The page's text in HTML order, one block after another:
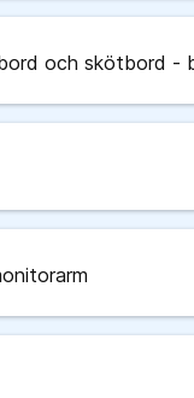
och skötbord -